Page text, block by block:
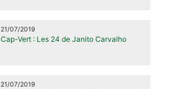
21/07/2019
Cap-Vert : Les 24 de Janito Carvalho
21/07/2019